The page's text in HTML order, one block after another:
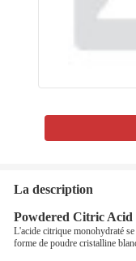
La description
Powdered Citric Acid
L'acide citrique monohydraté
forme de poudre cristalline